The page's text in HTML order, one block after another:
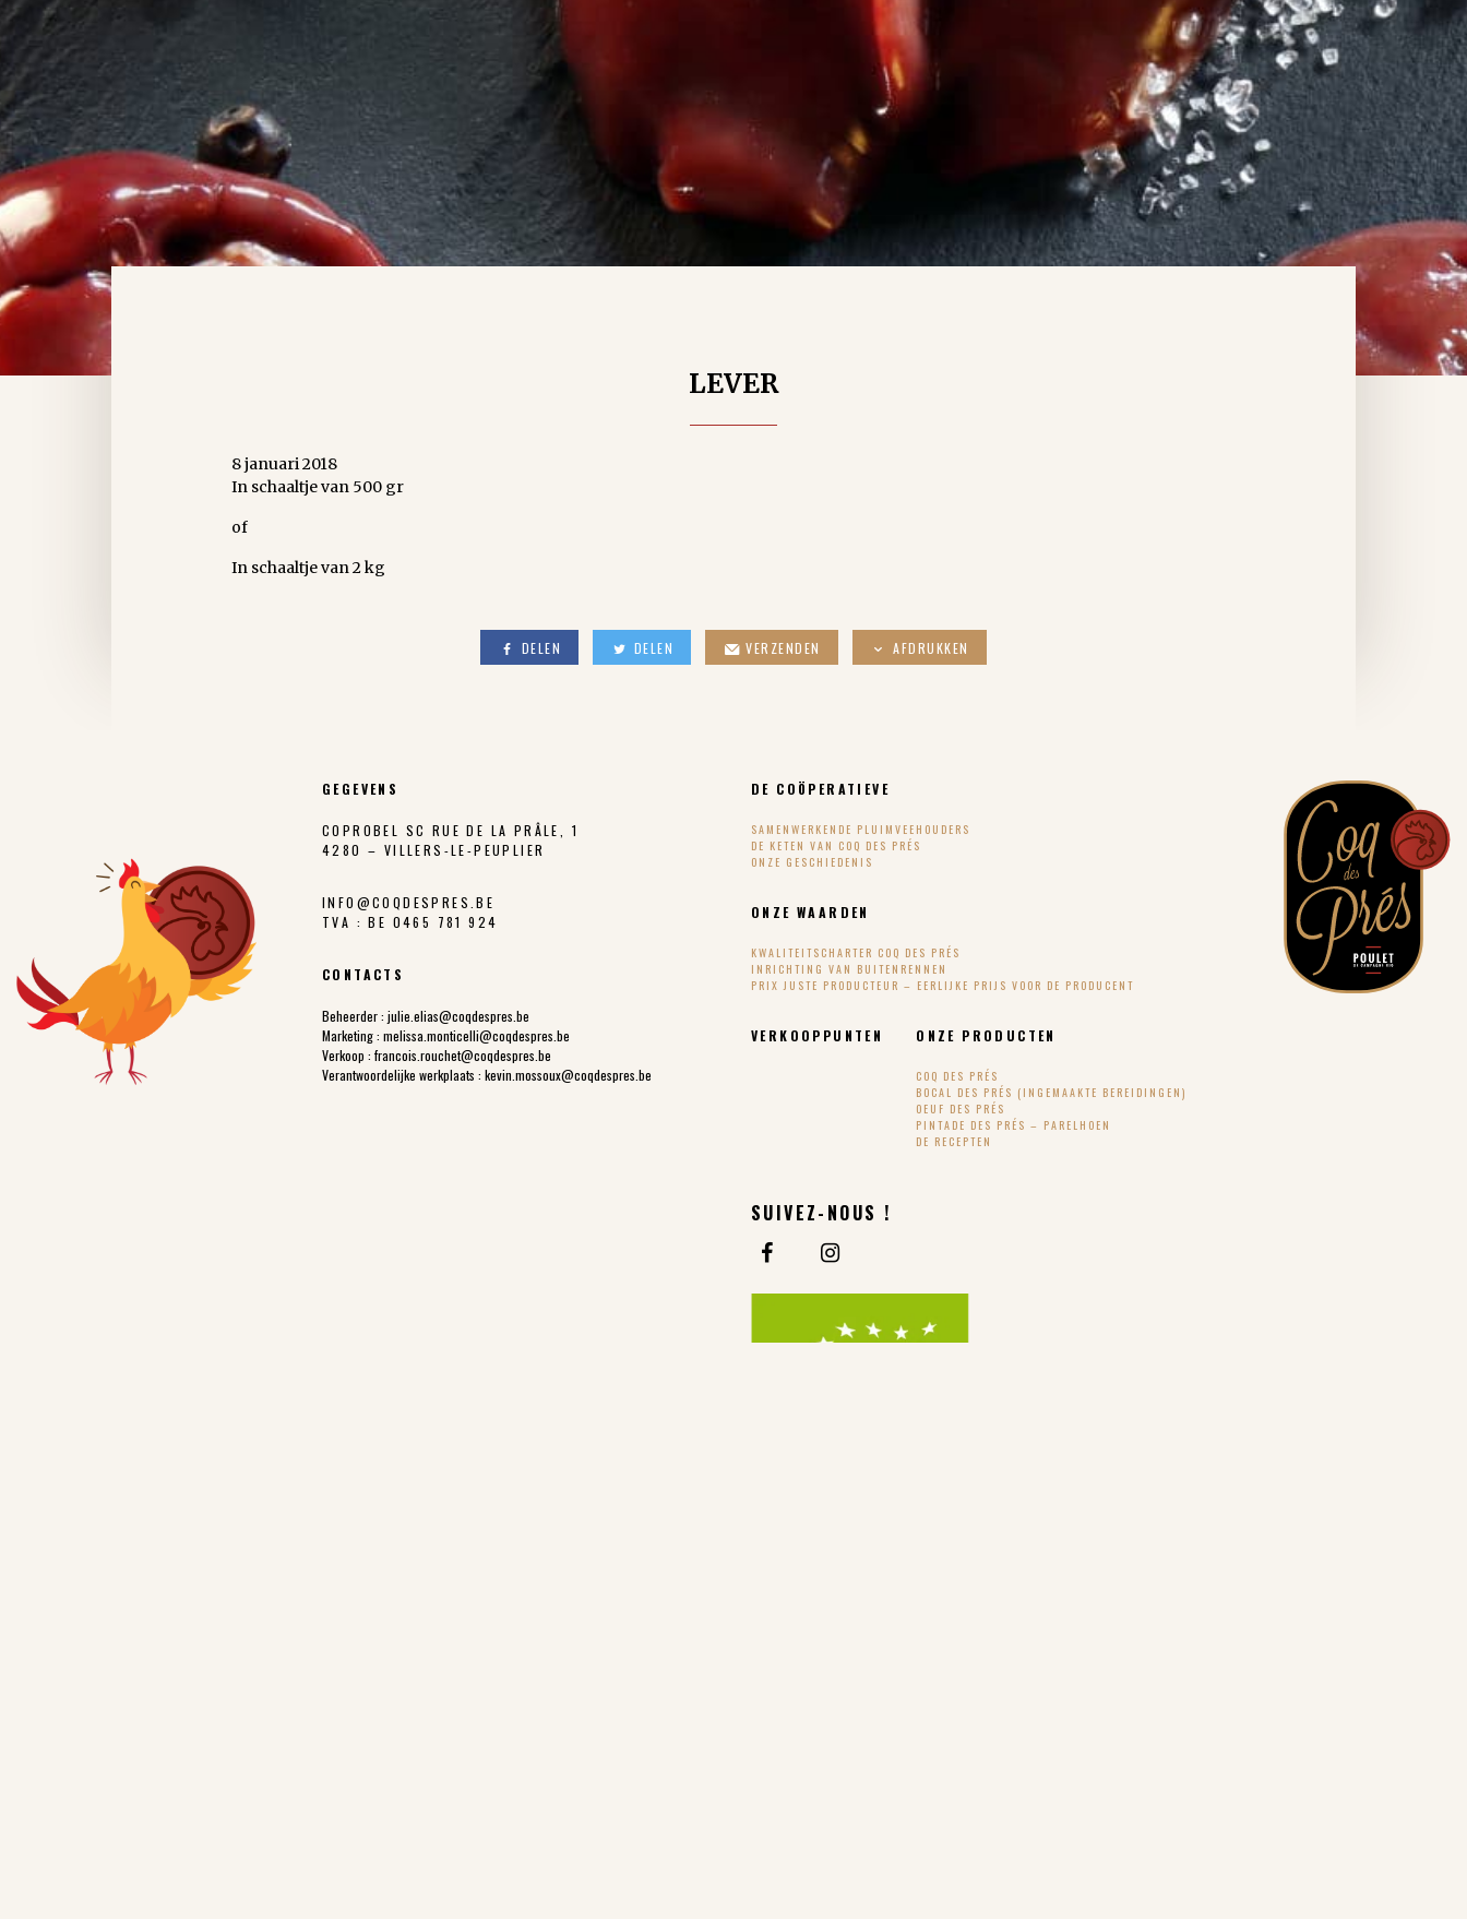
LEVER
8 januari 2018
In schaaltje van 500 gr
of
In schaaltje van 2 kg
DELEN DELEN VERZENDEN AFDRUKKEN
GEGEVENS
COPROBEL SC RUE DE LA PRÂLE, 1
4280 – VILLERS-LE-PEUPLIER
INFO@COQDESPRES.BE
TVA : BE 0465 781 924
CONTACTS
Beheerder : julie.elias@coqdespres.be
Marketing : melissa.monticelli@coqdespres.be
Verkoop : francois.rouchet@coqdespres.be
Verantwoordelijke werkplaats : kevin.mossoux@coqdespres.be
DE COÖPERATIEVE
SAMENWERKENDE PLUIMVEEHOUDERS
DE KETEN VAN COQ DES PRÉS
ONZE GESCHIEDENIS
ONZE WAARDEN
KWALITEITSCHARTER COQ DES PRÉS
INRICHTING VAN BUITENRENNEN
PRIX JUSTE PRODUCTEUR – EERLIJKE PRIJS VOOR DE PRODUCENT
VERKOOPPUNTEN ONZE PRODUCTEN
COQ DES PRÉS
BOCAL DES PRÉS (INGEMAAKTE BEREIDINGEN)
OEUF DES PRÉS
PINTADE DES PRÉS – PARELHOEN
DE RECEPTEN
SUIVEZ-NOUS !